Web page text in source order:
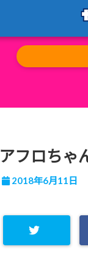
アフロちゃ
2018年6月11日